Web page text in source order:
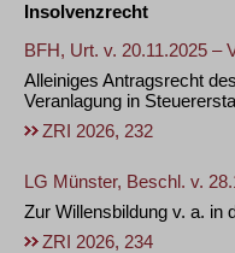
Insolvenzrecht
BFH, Urt. v. 20.11.2025 –
Alleiniges Antragsrecht
Veranlagung in
ZRI 2026, 232
LG Münster, Beschl. v.
Zur Willensbildung v. a. in
ZRI 2026, 234